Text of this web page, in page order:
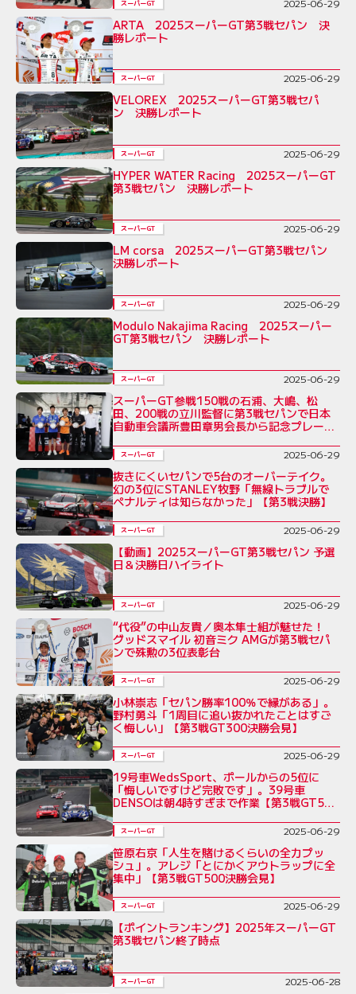
スーパーGT
ARTA 2025スーパーGT第3戦セパン 決
勝レポート
スーパーGT 2025-06-29
VELOREX 2025スーパーGT第3戦セパ
ン 決勝レポート
スーパーGT 2025-06-29
HYPER WATER Racing 2025スーパーGT
第3戦セパン 決勝レポート
スーパーGT 2025-06-29
LM corsa 2025スーパーGT第3戦セパン
決勝レポート
スーパーGT 2025-06-29
Modulo Nakajima Racing 2025スーパー
GT第3戦セパン 決勝レポート
スーパーGT 2025-06-29
スーパーGT参戦150戦の石浦、大嶋、松
田、200戦の立川監督に第3戦セパンで日本
自動車会議所豊田章男会長から記念プレート
スーパーGT 2025-06-29
抜きにくいセパンで5台のオーバーテイク。
幻の3位にSTANLEY牧野「無線トラブルで
ペナルティは知らなかった」【第3戦決勝】
スーパーGT 2025-06-29
【動画】2025スーパーGT第3戦セパン 予選
日＆決勝日ハイライト
スーパーGT 2025-06-29
“代役”の中山友貴／奥本隼士組が魅せた！
グッドスマイル 初音ミク AMGが第3戦セパ
ンで殊勲の3位表彰台
スーパーGT 2025-06-29
小林崇志「セパン勝率100％で縁がある」。
野村勇斗「1周目に追い抜かれたことはすご
く悔しい」【第3戦GT300決勝会見】
スーパーGT 2025-06-29
19号車WedsSport、ポールからの5位に
「悔しいですけど完敗です」。39号車
DENSOは朝4時すぎまで作業【第3戦GT500
スーパーGT 2025-06-29
笹原右京「人生を賭けるくらいの全力プッ
シュ」。アレジ「とにかくアウトラップに全
集中」【第3戦GT500決勝会見】
スーパーGT 2025-06-29
【ポイントランキング】2025年スーパーGT
第3戦セパン終了時点
スーパーGT 2025-06-28